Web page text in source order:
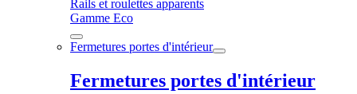
Rails et roulettes apparents
Gamme Eco
Fermetures portes d'intérieur
Fermetures portes d'intérieur